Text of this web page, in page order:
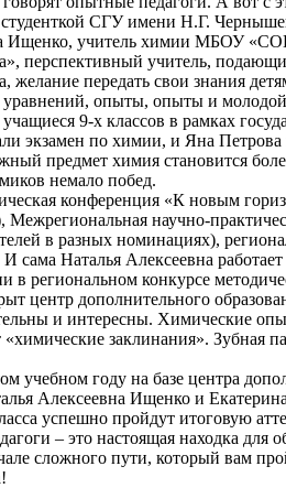
СГУ имени Н.Г.
Ищенко, учитель химии МБОУ
перспективный учитель,
желание передать свои знания
опыты, опыты и
9-х классов в рамках
экзамен по химии, и Яна
предмет химия становится
немало побед.
конференция «К новым
Межрегиональная научно-
в разных номинациях),
Наталья Алексеевна
в региональном конкурсе
центр дополнительного
и интересны. Химические
заклинания». Зубная
учебном году на базе центра
Алексеевна Ищенко и
успешно пройдут итоговую
– это настоящая находка для
сложного пути, который вам